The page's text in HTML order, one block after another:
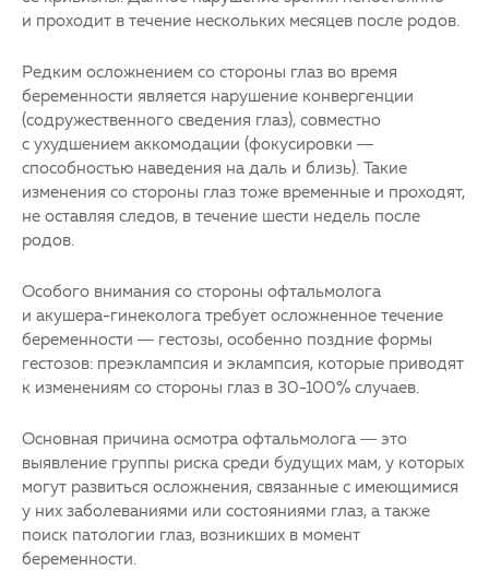
и проходит в течение нескольких месяцев после родов.
Редким осложнением со стороны глаз во время
беременности является нарушение конвергенции
(содружественного сведения глаз), совместно
с ухудшением аккомодации (фокусировки —
способностью наведения на даль и близь). Такие
изменения со стороны глаз тоже временные и проходят,
не оставляя следов, в течение шести недель после
родов.
Особого внимания со стороны офтальмолога
и акушера-гинеколога требует осложненное течение
беременности — гестозы, особенно поздние формы
гестозов: преэклампсия и эклампсия, которые приводят
к изменениям со стороны глаз в 30-100% случаев.
Основная причина осмотра офтальмолога — это
выявление группы риска среди будущих мам, у которых
могут развиться осложнения, связанные с имеющимися
у них заболеваниями или состояниями глаз, а также
поиск патологии глаз, возникших в момент
беременности.